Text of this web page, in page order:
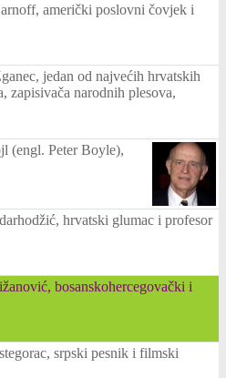
američki poslovni čovjek i
jedan od najvećih hrvatskih
zapisivača narodnih plesova,
(engl. Peter Boyle),
hrvatski glumac i profesor
bosanskohercegovački i
srpski pesnik i filmski